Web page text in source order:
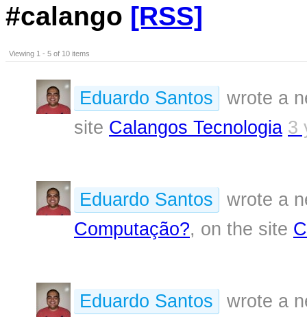
#calango [RSS]
Viewing 1 - 5 of 10 items
Eduardo Santos
wrote a
site Calangos Tecnologia 3
Eduardo Santos
wrote a
Computação?, on the site
Eduardo Santos
wrote a